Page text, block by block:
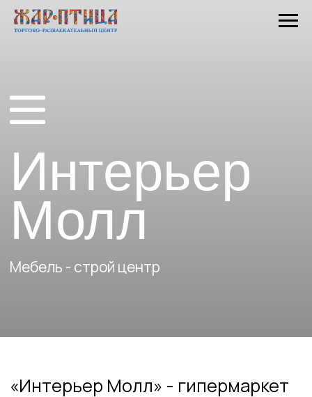
Интерьер
Молл
Мебель - строй центр
«Интерьер Молл» - гипермаркет
Птица» на 32 000 кв.м.